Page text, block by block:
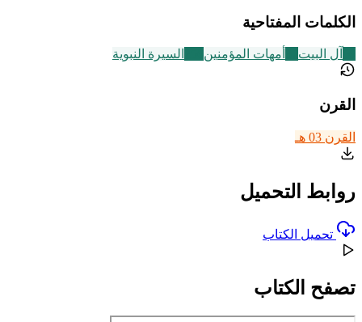
الكلمات المفتاحية
آل البيت أمهات المؤمنين السيرة النبوية
القرن
القرن 03 هـ
روابط التحميل
تحميل الكتاب
تصفح الكتاب